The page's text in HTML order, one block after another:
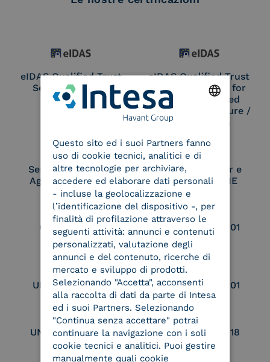
eIDAS Qualified Trust
Service Provider
eIDAS Qualified Trust
Service Provider for
Remote Qualified
Electronic Signature /
Seal Creation
Service Provider e
Aggregatore SPID
Service Provider e
Aggregatore CIE
Conservatore
qualificato
UNI EN ISO 37001
UNI EN ISO 9001 UNI EN ISO 27001
UNI EN ISO 27017 UNI EN ISO 27018
ITALIAN
Questo sito ed i suoi Partners fanno
uso di cookie tecnici, analitici e di
altre tecnologie per archiviare,
accedere ed elaborare dati personali
- incluse la geolocalizzazione e
l’identificazione del dispositivo -, per
finalità di profilazione attraverso le
seguenti attività: annunci e contenuti
personalizzati, valutazione degli
annunci e del contenuto, ricerche di
mercato e sviluppo di prodotti.
Selezionando "Accetta", acconsenti
alla raccolta di dati da parte di Intesa
ed i suoi Partners. Selezionando
"Continua senza accettare" potrai
continuare la navigazione con i soli
cookie tecnici e analitici. Puoi gestire
manualmente quali cookie